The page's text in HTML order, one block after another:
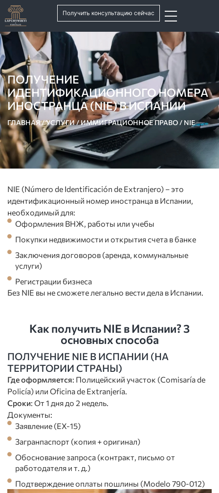
Получить консультацию сейчас
ПОЛУЧЕНИЕ
ИДЕНТИФИКАЦИОННОГО НОМЕРА
ИНОСТРАНЦА (NIE) В ИСПАНИИ
ГЛАВНАЯ/УСЛУГИ/ИММИГРАЦИОННОЕ ПРАВО / NIE
NIE (Número de Identificación de Extranjero) – это
идентификационный номер иностранца в Испании,
необходимый для:
Оформления ВНЖ, работы или учебы
Покупки недвижимости и открытия счета в банке
Заключения договоров (аренда, коммунальные
услуги)
Регистрации бизнеса
Без NIE вы не сможете легально вести дела в Испании.
Как получить NIE в Испании? 3
основных способа
ПОЛУЧЕНИЕ NIE В ИСПАНИИ (НА
ТЕРРИТОРИИ СТРАНЫ)
Где оформляется: Полицейский участок (Comisaría de
Policía) или Oficina de Extranjería.
Сроки: От 1 дня до 2 недель.
Документы:
Заявление (EX-15)
Загранпаспорт (копия + оригинал)
Обоснование запроса (контракт, письмо от
работодателя и т. д.)
Подтверждение оплаты пошлины (Modelo 790-012)